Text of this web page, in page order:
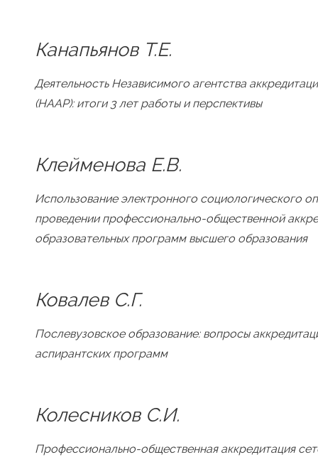
Канапьянов Т.Е.
Деятельность Независимого агентства
(НААР): итоги 3 лет работы и перспективы
Клейменова Е.В.
Использование электронного социологического
проведении профессионально-общественной
образовательных программ высшего образования
Ковалев С.Г.
Послевузовское образование: вопросы
аспирантских программ
Колесников С.И.
Профессионально-общественная аккредитация